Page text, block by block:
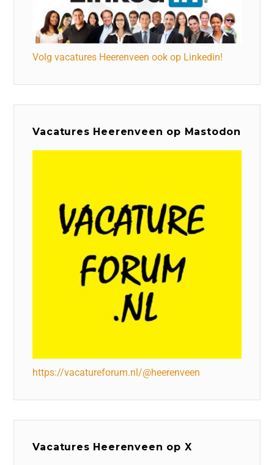
Volg vacatures Heerenveen ook op Linkedin!
Vacatures Heerenveen op Mastodon
https://vacatureforum.nl/@heerenveen
Vacatures Heerenveen op X